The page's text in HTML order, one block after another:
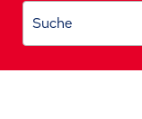
Suche